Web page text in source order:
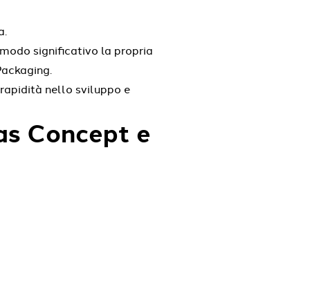
significativo la propria
nello sviluppo e
Concept e